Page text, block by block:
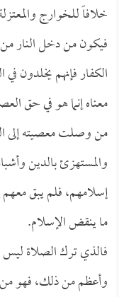
خلافاً للخوارج
فيكون من دخل النار
الكفار فإنهم يخلدون
معناه إنما هو في حق
من وصلت معصيته إلى
والمستهزئ بالدين
إسلامهم، فلم يبق معهم
ما ينقض الإسلام.
فالذي ترك الصلاة
وأعظم من ذلك، فهو